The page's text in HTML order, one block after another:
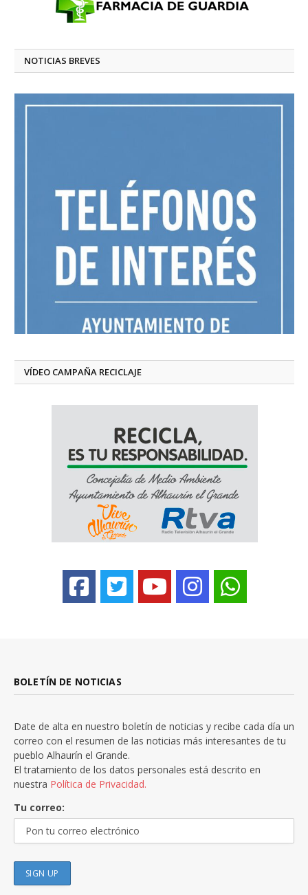
NOTICIAS BREVES
VÍDEO CAMPAÑA RECICLAJE
BOLETÍN DE NOTICIAS
Date de alta en nuestro boletín de noticias y recibe cada día un
correo con el resumen de las noticias más interesantes de tu
pueblo Alhaurín el Grande.
El tratamiento de los datos personales está descrito en
nuestra Política de Privacidad.
Tu correo: